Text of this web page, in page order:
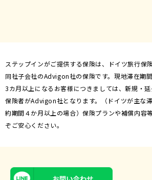
ステップインがご提供する保険は、ドイツ旅行保
同社子会社のAdvigon社の保険です。現地滞在期
3カ月以上になるお客様につきましては、新規・
保険者がAdvigon社となります。（ドイツが主な
約期間４か月以上の場合）保険プランや補償内容
ぞご安心ください。